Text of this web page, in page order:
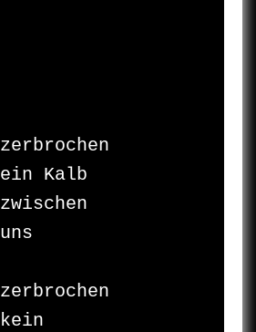
zerbrochen
ein Kalb
zwischen
uns
zerbrochen
kein